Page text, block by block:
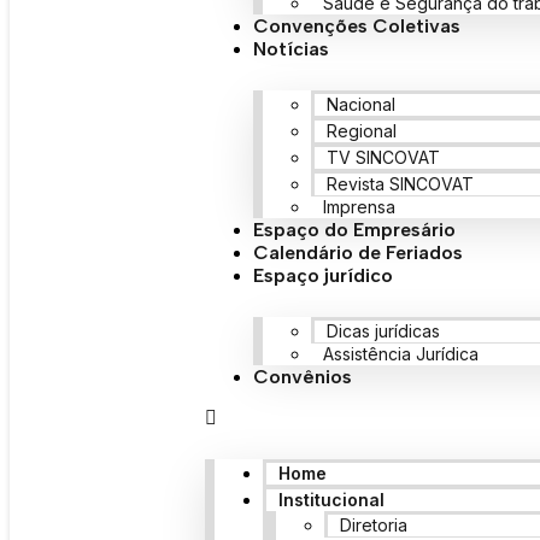
Convenções Coletivas
Notícias
Nacional
Regional
TV SINCOVAT
Revista SINCOVAT
Imprensa
Espaço do Empresário
Calendário de Feriados
Espaço jurídico
Dicas jurídicas
Assistência Jurídica
Convênios
Home
Institucional
Diretoria